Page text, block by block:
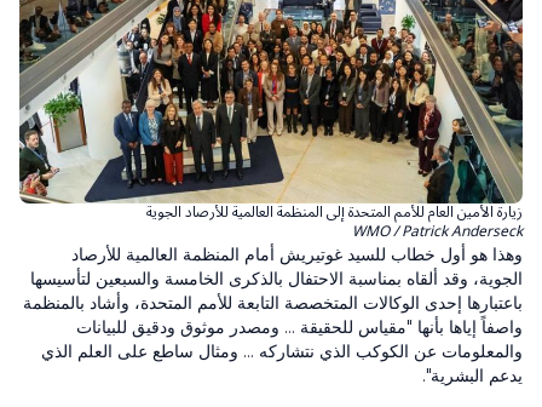
زيارة الأمين العام للأمم المتحدة إلى المنظمة العالمية للأرصاد الجوية
WMO / Patrick Anderseck
وهذا هو أول خطاب للسيد غوتيريش أمام المنظمة العالمية للأرصاد
الجوية، وقد ألقاه بمناسبة الاحتفال بالذكرى الخامسة والسبعين لتأسيسها
باعتبارها إحدى الوكالات المتخصصة التابعة للأمم المتحدة، وأشاد بالمنظمة
واصفاً إياها بأنها "مقياس للحقيقة ... ومصدر موثوق ودقيق للبيانات
والمعلومات عن الكوكب الذي نتشاركه ... ومثال ساطع على العلم الذي
يدعم البشرية".